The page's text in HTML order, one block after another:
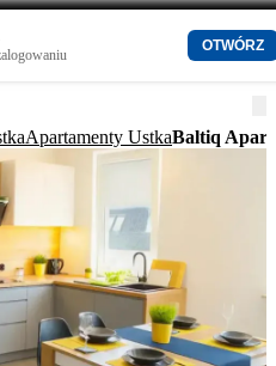
OTWÓRZ
Apartamenty UstkaBaltiq